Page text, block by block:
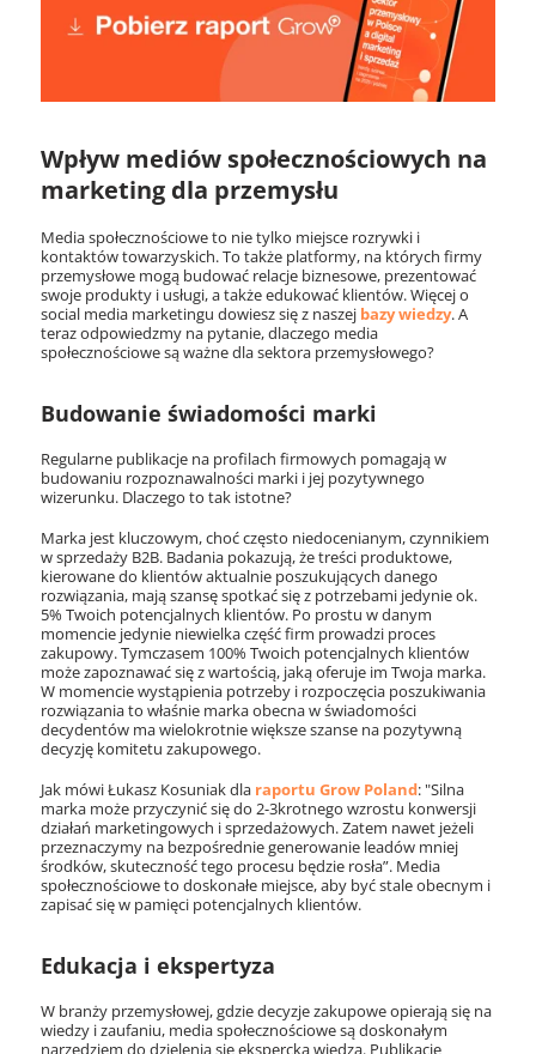
Wpływ mediów społecznościowych na
marketing dla przemysłu
Media społecznościowe to nie tylko miejsce rozrywki i
kontaktów towarzyskich. To także platformy, na których firmy
przemysłowe mogą budować relacje biznesowe, prezentować
swoje produkty i usługi, a także edukować klientów. Więcej o
social media marketingu dowiesz się z naszej bazy wiedzy. A
teraz odpowiedzmy na pytanie, dlaczego media
społecznościowe są ważne dla sektora przemysłowego?
Budowanie świadomości marki
Regularne publikacje na profilach firmowych pomagają w
budowaniu rozpoznawalności marki i jej pozytywnego
wizerunku. Dlaczego to tak istotne?
Marka jest kluczowym, choć często niedocenianym, czynnikiem
w sprzedaży B2B. Badania pokazują, że treści produktowe,
kierowane do klientów aktualnie poszukujących danego
rozwiązania, mają szansę spotkać się z potrzebami jedynie ok.
5% Twoich potencjalnych klientów. Po prostu w danym
momencie jedynie niewielka część firm prowadzi proces
zakupowy. Tymczasem 100% Twoich potencjalnych klientów
może zapoznawać się z wartością, jaką oferuje im Twoja marka.
W momencie wystąpienia potrzeby i rozpoczęcia poszukiwania
rozwiązania to właśnie marka obecna w świadomości
decydentów ma wielokrotnie większe szanse na pozytywną
decyzję komitetu zakupowego.
Jak mówi Łukasz Kosuniak dla raportu Grow Poland: "Silna
marka może przyczynić się do 2-3krotnego wzrostu konwersji
działań marketingowych i sprzedażowych. Zatem nawet jeżeli
przeznaczymy na bezpośrednie generowanie leadów mniej
środków, skuteczność tego procesu będzie rosła”. Media
społecznościowe to doskonałe miejsce, aby być stale obecnym i
zapisać się w pamięci potencjalnych klientów.
Edukacja i ekspertyza
W branży przemysłowej, gdzie decyzje zakupowe opierają się na
wiedzy i zaufaniu, media społecznościowe są doskonałym
narzędziem do dzielenia się ekspercką wiedzą. Publikacje